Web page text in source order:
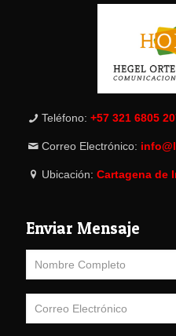
Teléfono: +57 321 6805
Correo Electrónico:
Ubicación: Cartagena de
Enviar Mensaje